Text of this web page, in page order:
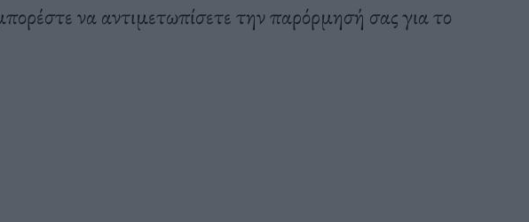
να αντιμετωπίσετε την παρόρμησή σας για το